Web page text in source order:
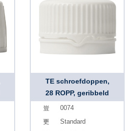
TE schroefdoppen,
28 ROPP, geribbeld
0074
Standard